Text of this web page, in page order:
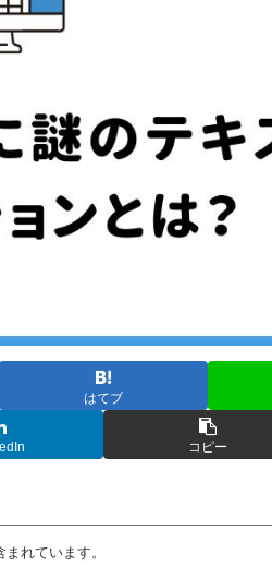
はてブ
コピー
れています。